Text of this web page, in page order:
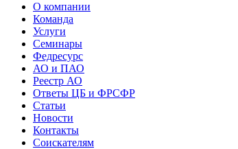
О компании
Команда
Услуги
Семинары
Федресурс
АО и ПАО
Реестр АО
Ответы ЦБ и ФРСФР
Статьи
Новости
Контакты
Соискателям